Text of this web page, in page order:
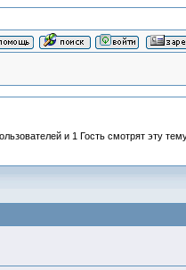
и 1 Гость смотрят эту